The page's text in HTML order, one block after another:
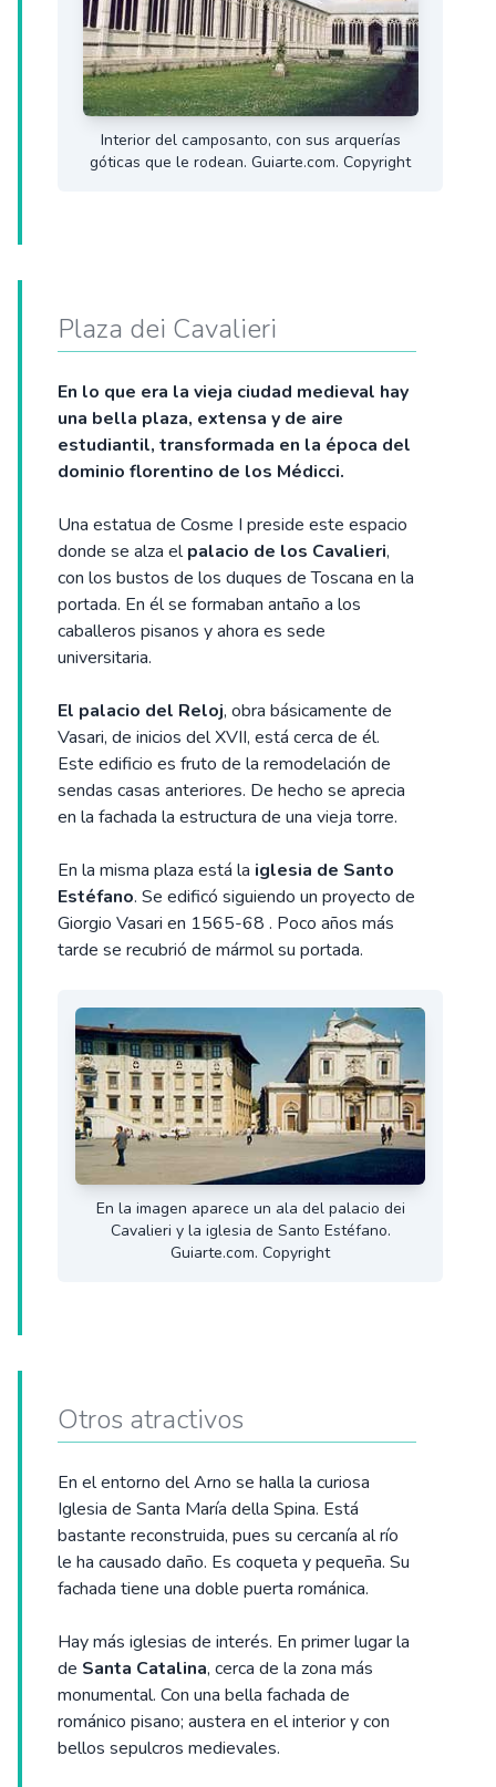
Interior del camposanto, con sus arquerías
góticas que le rodean. Guiarte.com. Copyright
Plaza dei Cavalieri
En lo que era la vieja ciudad medieval hay
una bella plaza, extensa y de aire
estudiantil, transformada en la época del
dominio florentino de los Médicci.
Una estatua de Cosme I preside este espacio
donde se alza elpalacio de los Cavalieri,
con los bustos de los duques de Toscana en la
portada. En él se formaban antaño a los
caballeros pisanos y ahora es sede
universitaria.
El palacio del Reloj, obra básicamente de
Vasari, de inicios del XVII, está cerca de él.
Este edificio es fruto de la remodelación de
sendas casas anteriores. De hecho se aprecia
en la fachada la estructura de una vieja torre.
En la misma plaza está la iglesia de Santo
Estéfano. Se edificó siguiendo un proyecto de
Giorgio Vasari en 1565-68 . Poco años más
tarde se recubrió de mármol su portada.
En la imagen aparece un ala del palacio dei
Cavalieri y la iglesia de Santo Estéfano.
Guiarte.com. Copyright
Otros atractivos
En el entorno del Arno se halla la curiosa
Iglesia de Santa María della Spina. Está
bastante reconstruida, pues su cercanía al río
le ha causado daño. Es coqueta y pequeña. Su
fachada tiene una doble puerta románica.
Hay más iglesias de interés. En primer lugar la
de Santa Catalina, cerca de la zona más
monumental. Con una bella fachada de
románico pisano; austera en el interior y con
bellos sepulcros medievales.